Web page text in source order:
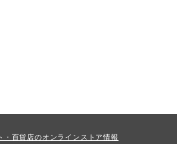
・百貨店のオンラインストア情報